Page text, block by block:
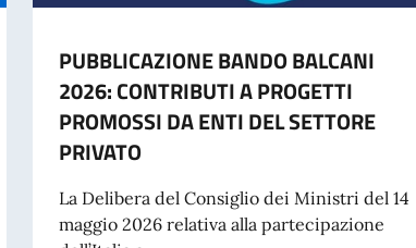
PUBBLICAZIONE BANDO BALCANI
2026: CONTRIBUTI A PROGETTI
PROMOSSI DA ENTI DEL SETTORE
PRIVATO
La Delibera del Consiglio dei Ministri del 14
maggio 2026 relativa alla partecipazione